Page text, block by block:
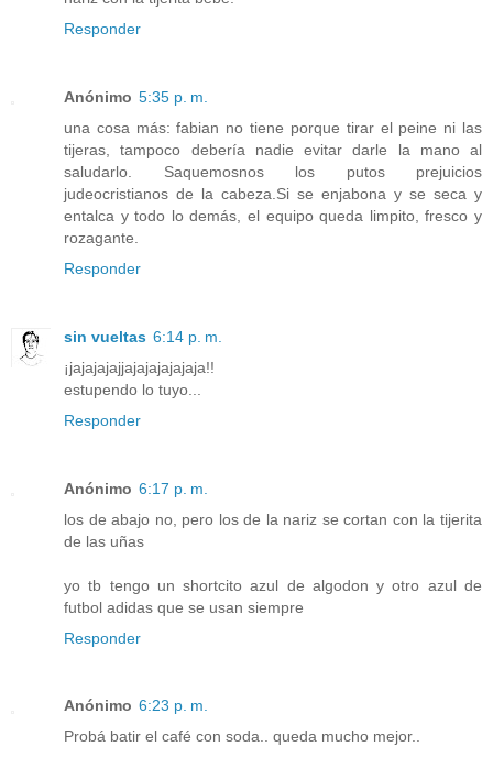
Responder
Anónimo 5:35 p. m.
una cosa más: fabian no tiene porque tirar el peine ni las
tijeras, tampoco debería nadie evitar darle la mano al
saludarlo. Saquemosnos los putos prejuicios
judeocristianos de la cabeza.Si se enjabona y se seca y
entalca y todo lo demás, el equipo queda limpito, fresco y
rozagante.
Responder
sin vueltas 6:14 p. m.
¡jajajajajjajajajajajaja!!
estupendo lo tuyo...
Responder
Anónimo 6:17 p. m.
los de abajo no, pero los de la nariz se cortan con la tijerita
de las uñas
yo tb tengo un shortcito azul de algodon y otro azul de
futbol adidas que se usan siempre
Responder
Anónimo 6:23 p. m.
Probá batir el café con soda.. queda mucho mejor..